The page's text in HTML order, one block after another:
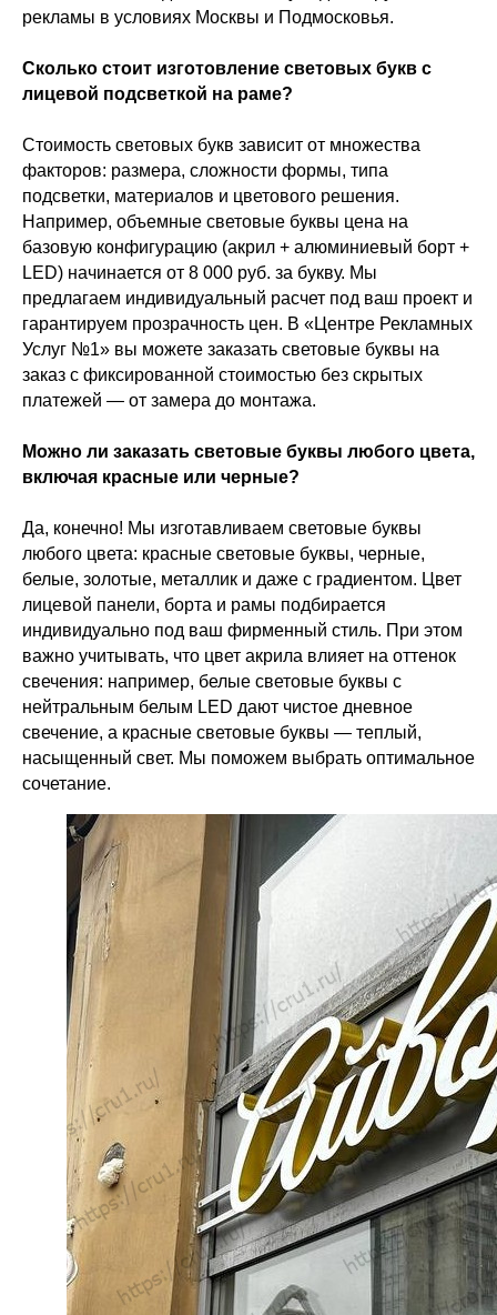
рекламы в условиях Москвы и Подмосковья.
Сколько стоит изготовление световых букв с
лицевой подсветкой на раме?
Стоимость световых букв зависит от множества
факторов: размера, сложности формы, типа
подсветки, материалов и цветового решения.
Например, объемные световые буквы цена на
базовую конфигурацию (акрил + алюминиевый борт +
LED) начинается от 8 000 руб. за букву. Мы
предлагаем индивидуальный расчет под ваш проект и
гарантируем прозрачность цен. В «Центре Рекламных
Услуг №1» вы можете заказать световые буквы на
заказ с фиксированной стоимостью без скрытых
платежей — от замера до монтажа.
Можно ли заказать световые буквы любого цвета,
включая красные или черные?
Да, конечно! Мы изготавливаем световые буквы
любого цвета: красные световые буквы, черные,
белые, золотые, металлик и даже с градиентом. Цвет
лицевой панели, борта и рамы подбирается
индивидуально под ваш фирменный стиль. При этом
важно учитывать, что цвет акрила влияет на оттенок
свечения: например, белые световые буквы с
нейтральным белым LED дают чистое дневное
свечение, а красные световые буквы — теплый,
насыщенный свет. Мы поможем выбрать оптимальное
сочетание.